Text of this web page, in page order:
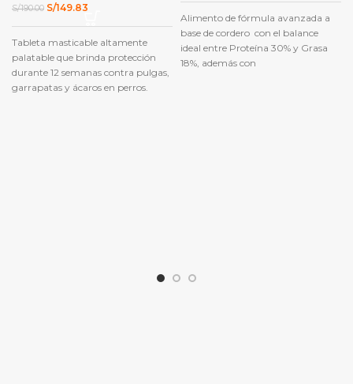
S/190.00 El
original
era:
S/190.00.
S/149.83
actual
es:
S/149.83.
Tableta masticable altamente
palatable que brinda protección
durante 12 semanas contra pulgas,
garrapatas y ácaros en perros.
Alimento de fórmula avanzada a
base de cordero con el balance
ideal entre Proteína 30% y Grasa
18%, además con